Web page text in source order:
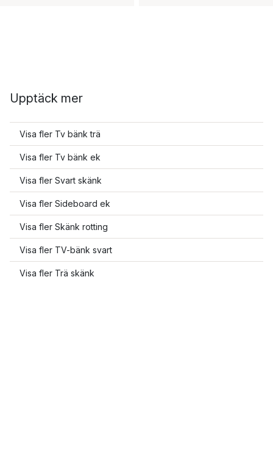
Upptäck mer
Visa fler Tv bänk trä
Visa fler Tv bänk ek
Visa fler Svart skänk
Visa fler Sideboard ek
Visa fler Skänk rotting
Visa fler TV-bänk svart
Visa fler Trä skänk